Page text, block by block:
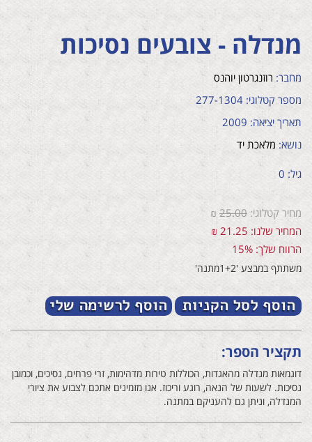
מנדלה - צובעים נסיכות
מחבר: רוזנגרטון יוהנס
מספר קטלוגי: 277-1304
תאריך יציאה: 2009
נושא: מלאכת יד
גיל: 0
מחיר קטלוגי: 25.00
₪
המחיר שלנו: 21.25 ₪
הרווח שלך: 15%
משתתף במבצע '1+2מתנה'
תקציר הספר:
דוגמאות מנדלה מהאגדות, הכוללות טירות מדהימות, זרי פרחים, נסיכים, וכמובן
נסיכות. לשעות של הנאה, רוגע וריכוז. אנו מזמינים אתכם לצבוע את ציורי
המנדלה, וניתן גם להעניקם במתנה.